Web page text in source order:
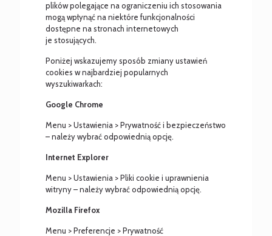
plików polegające na ograniczeniu ich stosowania
mogą wpłynąć na niektóre funkcjonalności
dostępne na stronach internetowych
je stosujących.
Poniżej wskazujemy sposób zmiany ustawień
cookies w najbardziej popularnych
wyszukiwarkach:
Google Chrome
Menu > Ustawienia > Prywatność i bezpieczeństwo
– należy wybrać odpowiednią opcję.
Internet Explorer
Menu > Ustawienia > Pliki cookie i uprawnienia
witryny – należy wybrać odpowiednią opcję.
Mozilla Firefox
Menu > Preferencje > Prywatność